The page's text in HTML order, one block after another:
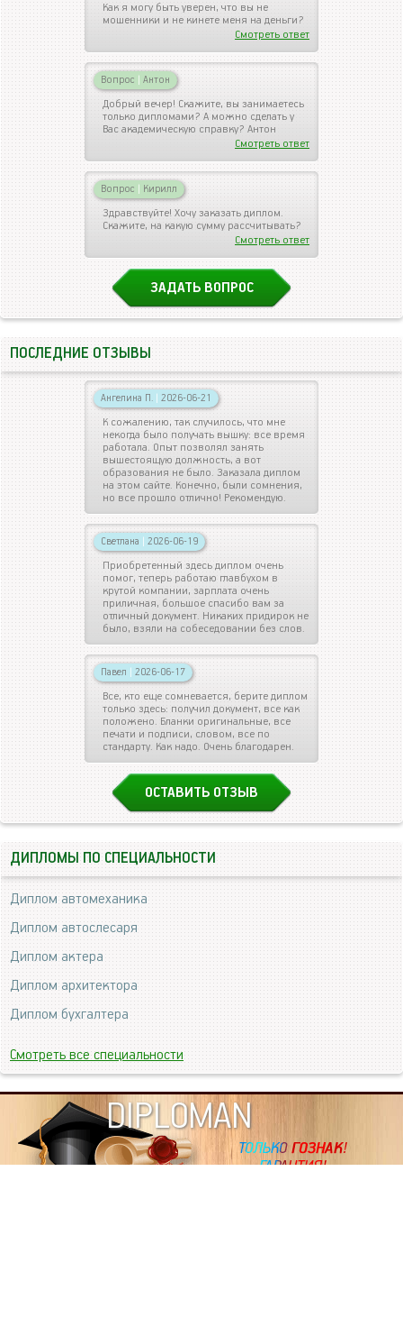
Как я могу быть уверен, что вы не
мошенники и не кинете меня на деньги?
Смотреть ответ
Вопрос | Антон
Добрый вечер! Скажите, вы занимаетесь
только дипломами? А можно сделать у
Вас академическую справку? Антон
Смотреть ответ
Вопрос | Кирилл
Здравствуйте! Хочу заказать диплом.
Скажите, на какую сумму рассчитывать?
Смотреть ответ
ЗАДАТЬ ВОПРОС
ПОСЛЕДНИЕ ОТЗЫВЫ
Ангелина П. | 2026-06-21
К сожалению, так случилось, что мне
некогда было получать вышку: все время
работала. Опыт позволял занять
вышестоящую должность, а вот
образования не было. Заказала диплом
на этом сайте. Конечно, были сомнения,
но все прошло отлично! Рекомендую.
Светлана | 2026-06-19
Приобретенный здесь диплом очень
помог, теперь работаю главбухом в
крутой компании, зарплата очень
приличная, большое спасибо вам за
отличный документ. Никаких придирок не
было, взяли на собеседовании без слов.
Павел | 2026-06-17
Все, кто еще сомневается, берите диплом
только здесь: получил документ, все как
положено. Бланки оригинальные, все
печати и подписи, словом, все по
стандарту. Как надо. Очень благодарен.
ОСТАВИТЬ ОТЗЫВ
ДИПЛОМЫ ПО СПЕЦИАЛЬНОСТИ
Диплом автомеханика
Диплом автослесаря
Диплом актера
Диплом архитектора
Диплом бухгалтера
Смотреть все специальности
DIPLOMAN